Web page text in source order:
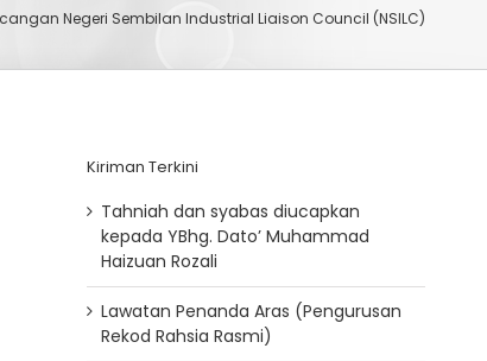
Negeri Sembilan Industrial Liaison Council (NSILC)
Kiriman Terkini
Tahniah dan syabas diucapkan
kepada YBhg. Dato’ Muhammad
Haizuan Rozali
Lawatan Penanda Aras (Pengurusan
Rekod Rahsia Rasmi)